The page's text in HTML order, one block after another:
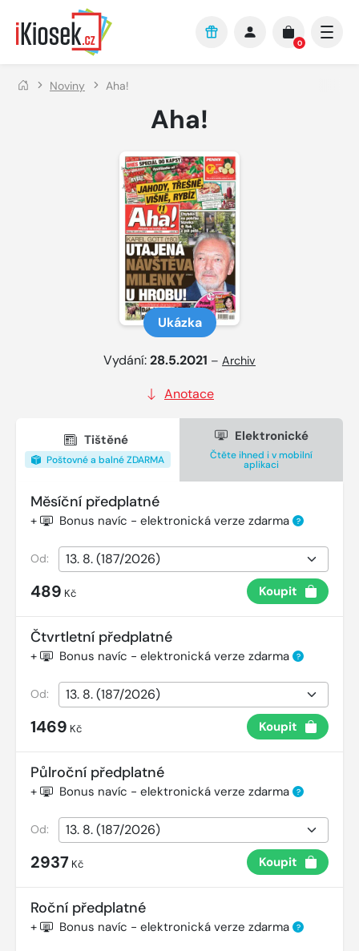
Přejít na hlavní obsah
0
Noviny Aha!
Aha!
Ukázka
Vydání:28.5.2021 – Archiv
Anotace
Tištěné
Poštovné a balné ZDARMA
Elektronické
Čtěte ihned i v mobilní
aplikaci
Měsíční předplatné
+ Bonus navíc - elektronická verze zdarma ?
Od:
489 Kč Koupit
Čtvrtletní předplatné
+ Bonus navíc - elektronická verze zdarma ?
Od:
1469 Kč Koupit
Půlroční předplatné
+ Bonus navíc - elektronická verze zdarma ?
Od:
2937 Kč Koupit
Roční předplatné
+ Bonus navíc - elektronická verze zdarma ?